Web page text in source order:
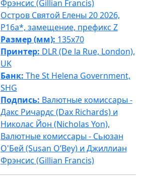
Фрэнсис (Gillian Francis)
Остров Святой Елены 20 2026,
P16a*, замещение, префикс Z
Размер (мм): 135x70
Принтер: DLR (De la Rue, London),
UK
Банк: The St Helena Government,
SHG
Подпись: Валютные комиссары -
Дакс Ричардс (Dax Richards) и
Николас Йон (Nicholas Yon),
Валютные комиссары - Сьюзан
О'Бей (Susan O’Bey) и Джиллиан
Фрэнсис (Gillian Francis)